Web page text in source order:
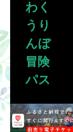
わく
うり
んぼ
冒険
パス